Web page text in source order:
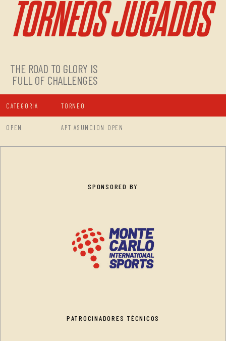
TORNEOS JUGADOS
THE ROAD TO GLORY IS
FULL OF CHALLENGES
CATEGORIA TORNEO
OPEN APT ASUNCION OPEN
SPONSORED BY
PATROCINADORES TÉCNICOS